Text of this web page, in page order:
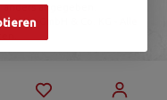
angegeben.
Net GmbH & Co. KG - Alle